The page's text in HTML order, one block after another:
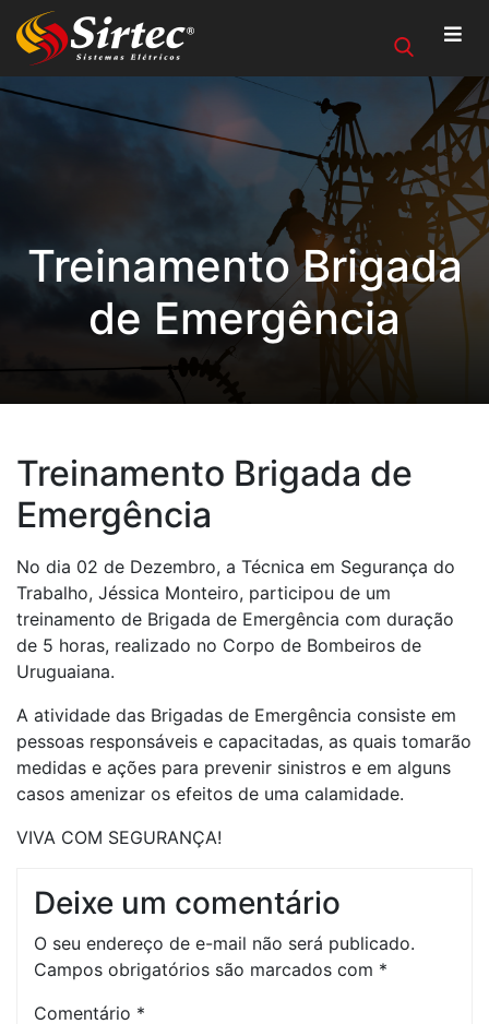
Treinamento Brigada
de Emergência
Treinamento Brigada de
Emergência
No dia 02 de Dezembro, a Técnica em Segurança do
Trabalho, Jéssica Monteiro, participou de um
treinamento de Brigada de Emergência com duração
de 5 horas, realizado no Corpo de Bombeiros de
Uruguaiana.
A atividade das Brigadas de Emergência consiste em
pessoas responsáveis e capacitadas, as quais tomarão
medidas e ações para prevenir sinistros e em alguns
casos amenizar os efeitos de uma calamidade.
VIVA COM SEGURANÇA!
Deixe um comentário
O seu endereço de e-mail não será publicado.
Campos obrigatórios são marcados com *
Comentário *